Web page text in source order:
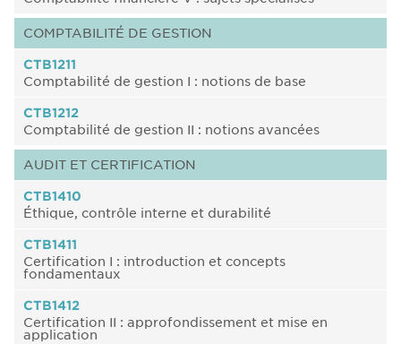
COMPTABILITÉ DE GESTION
CTB1211
Comptabilité de gestion I : notions de base
CTB1212
Comptabilité de gestion II : notions avancées
AUDIT ET CERTIFICATION
CTB1410
Éthique, contrôle interne et durabilité
CTB1411
Certification I : introduction et concepts
fondamentaux
CTB1412
Certification II : approfondissement et mise en
application